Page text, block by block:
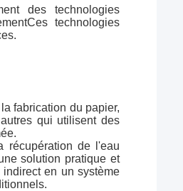
des technologies
technologies
fabrication du papier,
qui utilisent des
récupération de l'eau
solution pratique et
en un système